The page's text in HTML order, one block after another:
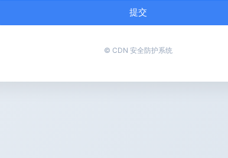
提交
© CDN 安全防护系统